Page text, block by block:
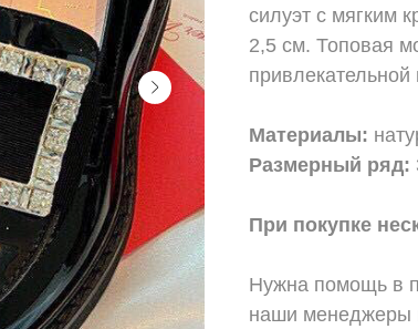
силуэт с мягким
2,5 см. Топовая
Материалы:
Размерный ряд:
При покупке
Нужна помощь в
наши менеджеры